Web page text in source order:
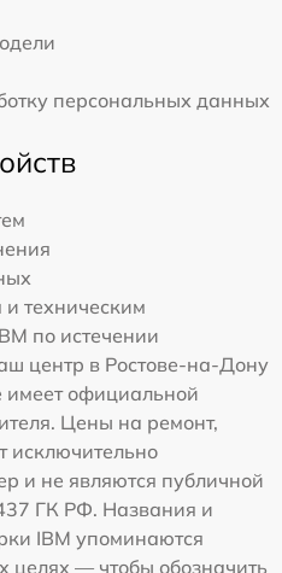
персональных данных
техническим
по истечении
центр в Ростове-на-Дону
имеет официальной
Цены на ремонт,
исключительно
и не являются публичной
ГК РФ. Названия и
IBM упоминаются
целях — чтобы обозначить